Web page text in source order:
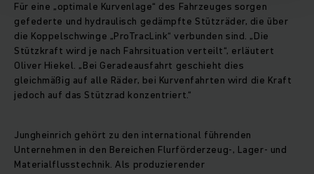
Für eine „optimale Kurvenlage“ des Fahrzeuges sorgen
gefederte und hydraulisch gedämpfte Stützräder, die über
die Koppelschwinge „ProTracLink“ verbunden sind. „Die
Stützkraft wird je nach Fahrsituation verteilt“, erläutert
Oliver Hiekel. „Bei Geradeausfahrt geschieht dies
gleichmäßig auf alle Räder, bei Kurvenfahrten wird die Kraft
jedoch auf das Stützrad konzentriert.“
Jungheinrich gehört zu den international führenden
Unternehmen in den Bereichen Flurförderzeug-, Lager- und
Materialflusstechnik. Als produzierender